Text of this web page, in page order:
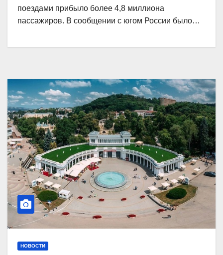
поездами прибыло более 4,8 миллиона
пассажиров. В сообщении с югом России было…
НОВОСТИ